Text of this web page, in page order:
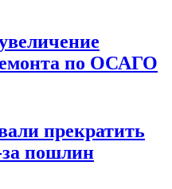
по ОСАГО
прекратить
пошлин